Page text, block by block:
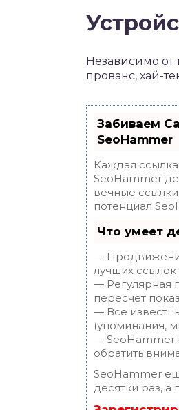
Независимо от
прованс, хай-
Забиваем
SeoHammer
Каждая
SeoHammer
вечные
потенциал
Что умеет
—
лучших
— Регулярная
пересчет
— Все
(упоминания,
— SeoHammer
обратить
SeoHammer
десятки раз,